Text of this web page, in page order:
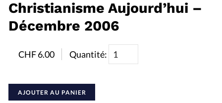
Christianisme Aujourd’hui –
Décembre 2006
CHF6.00 Quantité:
AJOUTER AU PANIER